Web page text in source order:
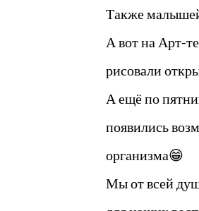
Также
А вот на Арт-
рисовали
А ещё по
появились
организма😁
Мы от всей